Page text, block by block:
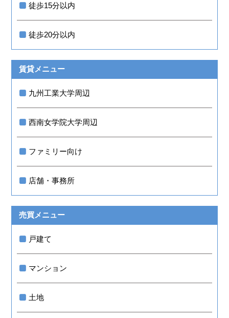
徒歩15分以内
徒歩20分以内
賃貸メニュー
九州工業大学周辺
西南女学院大学周辺
ファミリー向け
店舗・事務所
売買メニュー
戸建て
マンション
土地